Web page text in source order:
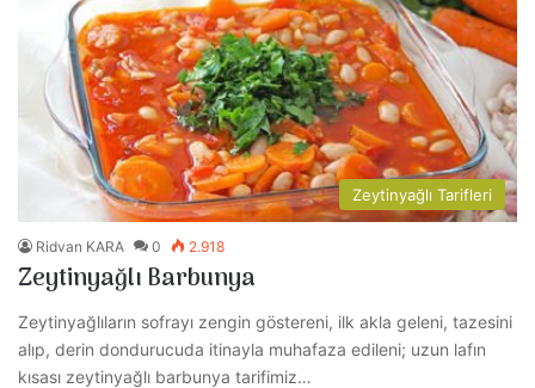
Zeytinyağlı Tarifleri
Ridvan KARA 0 2.918
Zeytinyağlı Barbunya
Zeytinyağlıların sofrayı zengin göstereni, ilk akla geleni, tazesini
alıp, derin dondurucuda itinayla muhafaza edileni; uzun lafın
kısası zeytinyağlı barbunya tarifimiz…